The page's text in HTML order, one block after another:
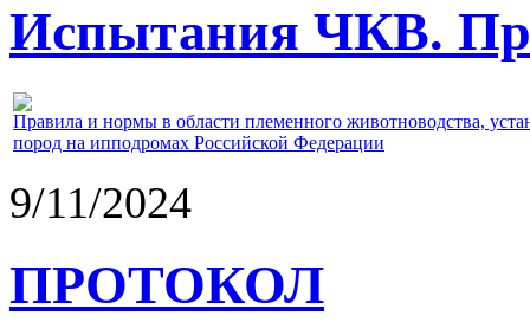
Испытания ЧКВ.
Правила и нормы в области племенного животноводства,
пород на ипподромах Российской Федерации
9/11/2024
ПРОТОКОЛ